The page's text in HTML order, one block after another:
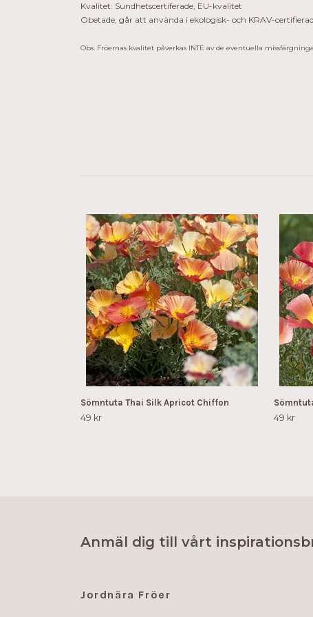
Kvalitet: Sundhetscertiferade, EU-kvalitet
Obetade, går att använda i ekologisk- och KRAV-
Obs. Fröernas kvalitet påverkas INTE av de eventuella
Sömntuta Thai Silk Apricot Chiffon
49 kr
49 kr
Anmäl dig till vårt
Jordnära Fröer